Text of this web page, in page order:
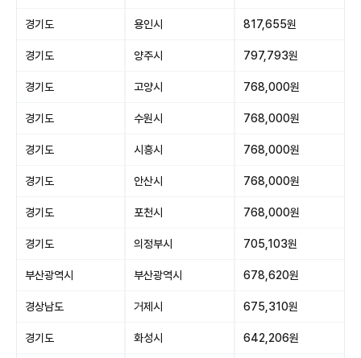
경기도 용인시 817,655원
경기도 양주시 797,793원
경기도 고양시 768,000원
경기도 수원시 768,000원
경기도 시흥시 768,000원
경기도 안산시 768,000원
경기도 포천시 768,000원
경기도 의정부시 705,103원
부산광역시 부산광역시 678,620원
경상남도 거제시 675,310원
경기도 화성시 642,206원